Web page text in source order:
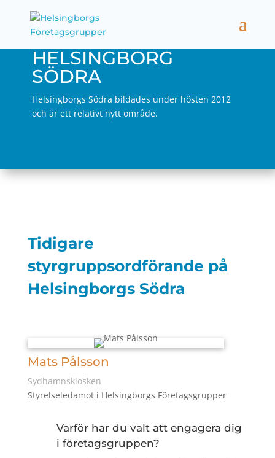
HELSINGBORG
SÖDRA
Helsingborgs Södra bildades under hösten 2012
och är ett relativt nytt område.
Tidigare
styrgruppsordförande på
Helsingborgs Södra
Mats Pålsson
Sydhamnskiosken
Styrelseledamot i Helsingborgs Företagsgrupper
Varför har du valt att engagera dig
i företagsgruppen?